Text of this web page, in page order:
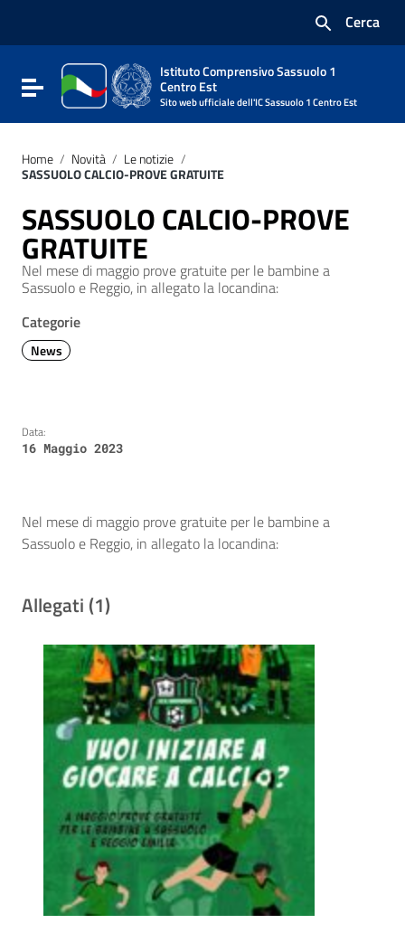
Vai al footer
Cerca
Attiva / disattiva la navigazione
Istituto Comprensivo Sassuolo 1
Centro Est
Sito web ufficiale dell'IC Sassuolo 1 Centro Est
Home / Novità / Le notizie /
SASSUOLO CALCIO-PROVE GRATUITE
SASSUOLO CALCIO-PROVE
GRATUITE
Nel mese di maggio prove gratuite per le bambine a
Sassuolo e Reggio, in allegato la locandina:
Categorie
News
Data:
16 Maggio 2023
Nel mese di maggio prove gratuite per le bambine a
Sassuolo e Reggio, in allegato la locandina:
Allegati (1)